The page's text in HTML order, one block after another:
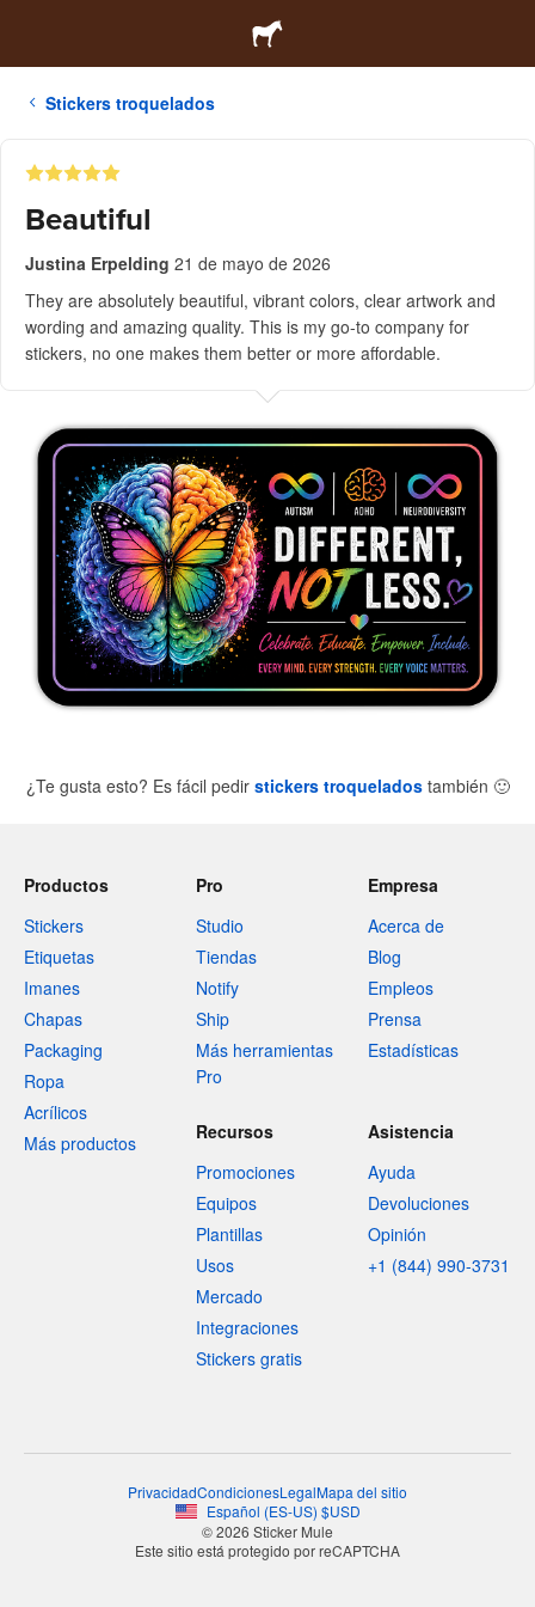
Stickers troquelados
Beautiful
Justina Erpelding 21 de mayo de 2026
They are absolutely beautiful, vibrant colors, clear artwork and
wording and amazing quality. This is my go-to company for
stickers, no one makes them better or more affordable.
¿Te gusta esto? Es fácil pedir stickers troqueladostambién 🙂
Productos
Stickers
Etiquetas
Imanes
Chapas
Packaging
Ropa
Acrílicos
Más productos
Pro
Studio
Tiendas
Notify
Ship
Más herramientas
Pro
Empresa
Acerca de
Blog
Empleos
Prensa
Estadísticas
Recursos
Promociones
Equipos
Plantillas
Usos
Mercado
Integraciones
Stickers gratis
Asistencia
Ayuda
Devoluciones
Opinión
+1 (844) 990-3731
PrivacidadCondicionesLegalMapa del sitio
Español (ES-US) $USD
© 2026 Sticker Mule
Este sitio está protegido por reCAPTCHA